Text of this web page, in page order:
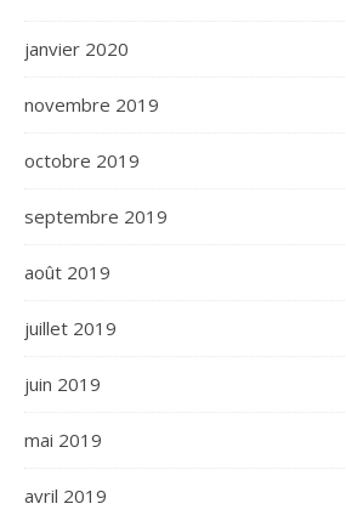
janvier 2020
novembre 2019
octobre 2019
septembre 2019
août 2019
juillet 2019
juin 2019
mai 2019
avril 2019